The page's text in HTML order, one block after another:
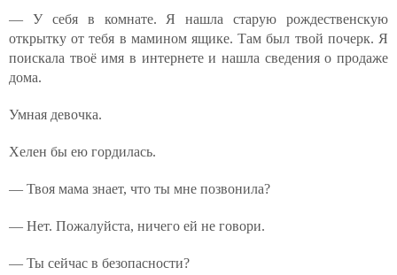
— У себя в комнате. Я нашла старую рождественскую
открытку от тебя в мамином ящике. Там был твой почерк. Я
поискала твоё имя в интернете и нашла сведения о продаже
дома.
Умная девочка.
Хелен бы ею гордилась.
— Твоя мама знает, что ты мне позвонила?
— Нет. Пожалуйста, ничего ей не говори.
— Ты сейчас в безопасности?